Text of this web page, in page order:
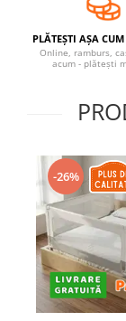
Stickere decorative
Covorase de joaca
Siguranta
Carduri Cadou
Propuneri Cadou
Produse Sub 50
Resigilate
PLĂTEȘTI AȘA
Online, ramburs,
acum - plătești
-26%